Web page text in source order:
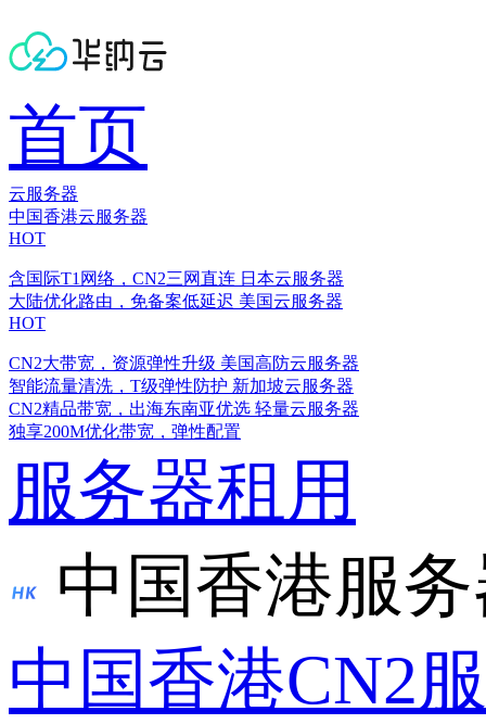
首页
云服务器
中国香港云服务器
HOT
含国际T1网络，CN2三网直连 日本云服务器
大陆优化路由，免备案低延迟 美国云服务器
HOT
CN2大带宽，资源弹性升级 美国高防云服务器
智能流量清洗，T级弹性防护 新加坡云服务器
CN2精品带宽，出海东南亚优选 轻量云服务器
独享200M优化带宽，弹性配置
服务器租用
中国香港服
中国香港CN2